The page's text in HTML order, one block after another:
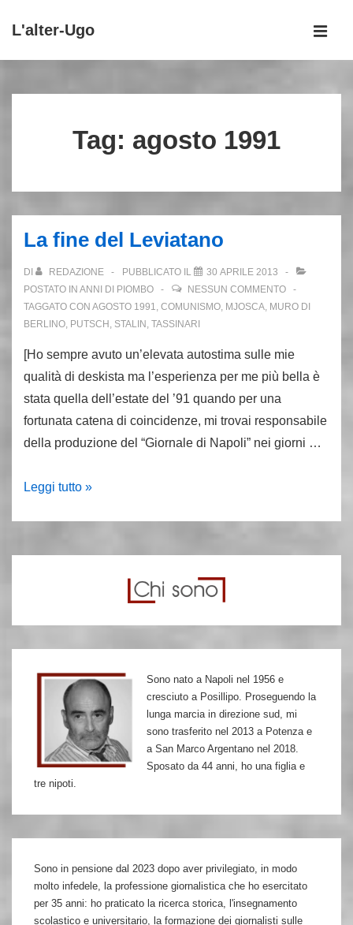
Vai
principale
L'alter-Ugo
principale
Tag: agosto 1991
La fine del Leviatano
DI REDAZIONE PUBBLICATO IL
30 APRILE 2013
POSTATO IN ANNI DI PIOMBO
NESSUN COMMENTO
TAGGATO CON AGOSTO 1991, COMUNISMO, MJOSCA, MURO DI
BERLINO, PUTSCH , STALIN , TASSINARI
[Ho sempre avuto un’elevata autostima sulle mie
qualità di deskista ma l’esperienza per me più bella è
stata quella dell’estate del ’91 quando per una
fortunata catena di coincidenze, mi trovai responsabile
della produzione del “Giornale di Napoli” nei giorni …
La
Leviatano
Leggi tutto »
Sono nato a Napoli nel 1956 e
cresciuto a Posillipo. Proseguendo la
lunga marcia in direzione sud, mi
sono trasferito nel 2013 a Potenza e
a San Marco Argentano nel 2018.
Sposato da 44 anni, ho una figlia e
tre nipoti.
Sono in pensione dal 2023 dopo aver privilegiato, in modo
molto infedele, la professione giornalistica che ho esercitato
per 35 anni: ho praticato la ricerca storica, l'insegnamento
scolastico e universitario, la formazione dei giornalisti sulle